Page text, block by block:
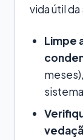
vida útil
Limpe